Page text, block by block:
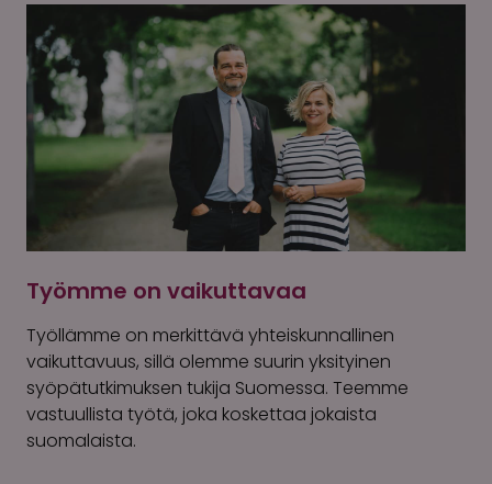
Työmme on vaikuttavaa
Työllämme on merkittävä yhteiskunnallinen
vaikuttavuus, sillä olemme suurin yksityinen
syöpätutkimuksen tukija Suomessa. Teemme
vastuullista työtä, joka koskettaa jokaista
suomalaista.